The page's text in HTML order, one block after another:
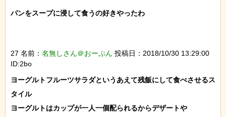
パンをスープに浸して食うの好きやったわ
27 名前： 名無しさん＠おーぷん 投稿日：2018/10/30 13:29:00
ID:2bo
ヨーグルトフルーツサラダというあえて残飯にして食べさせるス
タイル
ヨーグルトはカップが一人一個配られるからデザートや